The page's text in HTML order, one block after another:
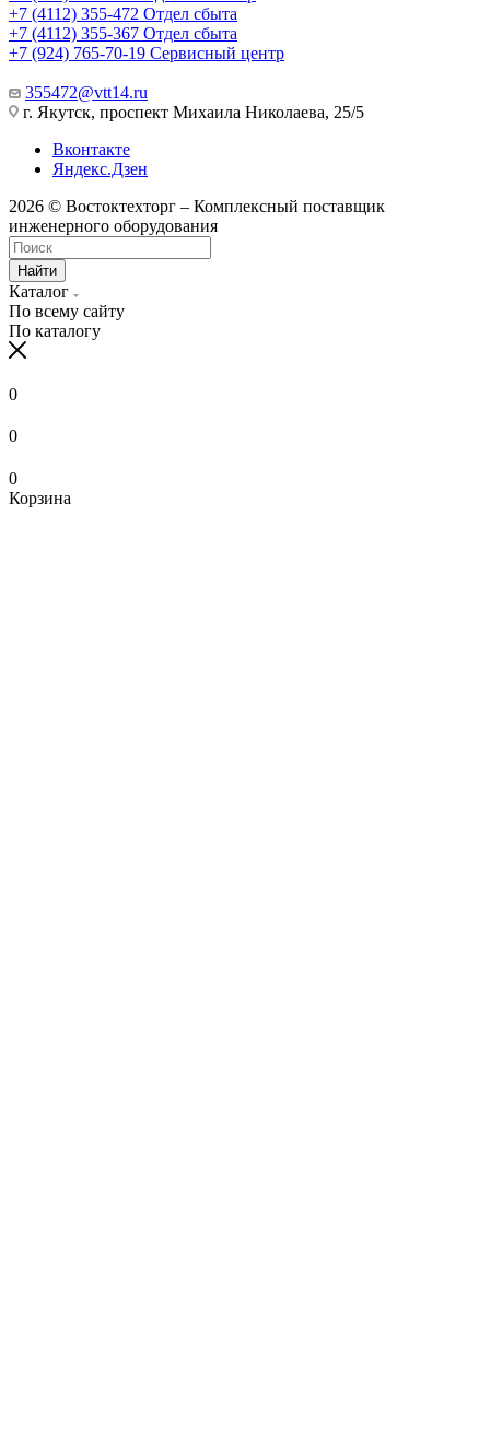
+7 (4112) 355-472 Отдел сбыта
+7 (4112) 355-367 Отдел сбыта
+7 (924) 765-70-19 Сервисный центр
355472@vtt14.ru
г. Якутск, проспект Михаила Николаева, 25/5
Вконтакте
Яндекс.Дзен
2026 © Востоктехторг – Комплексный поставщик
инженерного оборудования
Найти
Каталог
По всему сайту
По каталогу
0
0
0
Корзина